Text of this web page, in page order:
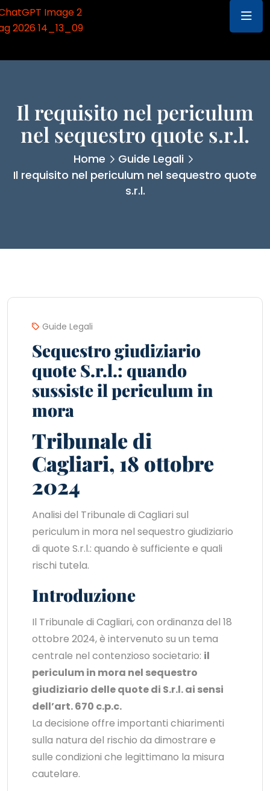
Il requisito nel periculum
nel sequestro quote s.r.l.
Home
Guide Legali
Il requisito nel periculum nel sequestro quote
s.r.l.
Guide Legali
Sequestro giudiziario
quote S.r.l.: quando
sussiste il periculum in
mora
Tribunale di
Cagliari, 18 ottobre
2024
Analisi del Tribunale di Cagliari sul
periculum in mora nel sequestro giudiziario
di quote S.r.l.: quando è sufficiente e quali
rischi tutela.
Introduzione
Il Tribunale di Cagliari, con ordinanza del 18
ottobre 2024, è intervenuto su un tema
centrale nel contenzioso societario: il
periculum in mora nel sequestro
giudiziario delle quote di S.r.l. ai sensi
dell’art. 670 c.p.c.
La decisione offre importanti chiarimenti
sulla natura del rischio da dimostrare e
sulle condizioni che legittimano la misura
cautelare.